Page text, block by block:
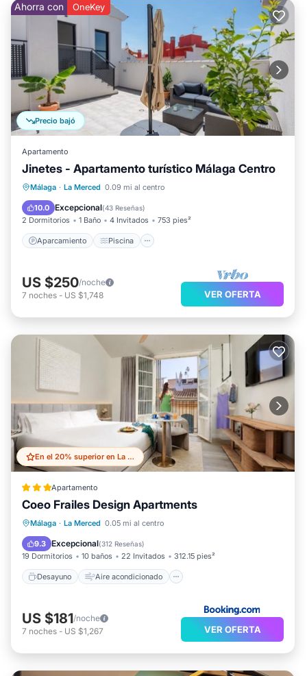
Precio bajó
Ahorra con OneKey
Apartamento
Jinetes - Apartamento turístico Málaga Centro
Málaga · La Merced 0.09 mi al centro
10.0 Excepcional(43 Reseñas)
2 Dormitorios 1 Baño 4 Invitados 753 pies²
Aparcamiento Piscina
Aparcamiento
Piscina
Balcón/Terraza
US $250/noche
7 noches - US $1,748 VER OFERTA
En el 20% superior en La Merced
Apartamento
Coeo Frailes Design Apartments
Málaga · La Merced 0.05 mi al centro
9.3 Excepcional(312 Reseñas)
19 Dormitorios 10 baños 22 Invitados 312.15 pies²
Desayuno Aire acondicionado
Desayuno
Aire acondicionado
Internet
Apto para niños
US $181/noche
7 noches - US $1,267 VER OFERTA